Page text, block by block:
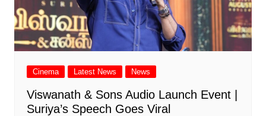
Cinema Latest News News
Viswanath & Sons Audio Launch Event |
Suriya’s Speech Goes Viral